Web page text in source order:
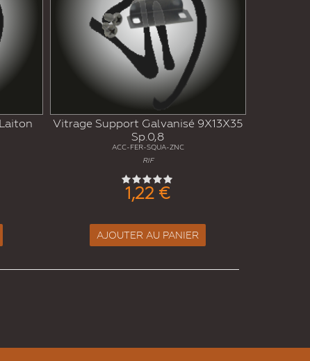
Vitrage Support Galvanisé 9X13X35
Sp.0,8
ACC-FER-SQUA-ZNC
RIF
1,22 €
AJOUTER AU PANIER